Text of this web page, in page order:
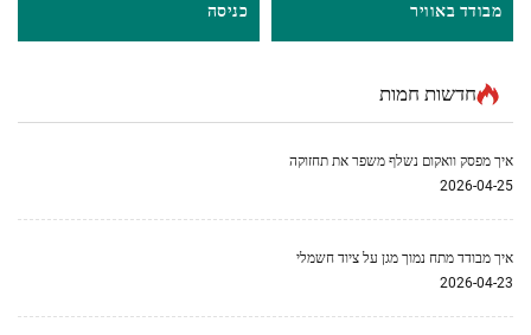
מבודד באוויר
כניסה
חדשות חמות
איך מפסק וואקום נשלף משפר את תחזוקה
2026-04-25
איך מבודד מתח נמוך מגן על ציוד חשמלי
2026-04-23